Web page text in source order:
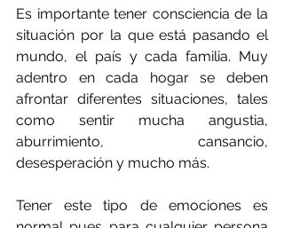
Es importante tener consciencia de la
situación por la que está pasando el
mundo, el país y cada familia. Muy
adentro en cada hogar se deben
afrontar diferentes situaciones, tales
como sentir mucha angustia,
aburrimiento, cansancio,
desesperación y mucho más.
Tener este tipo de emociones es